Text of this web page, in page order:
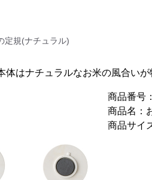
定規(ナチュラル)
体はナチュラルなお米の風合いが
商品番号
商品名：
商品サイ